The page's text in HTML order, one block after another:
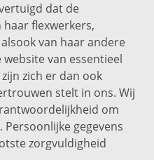
dat de
flexwerkers,
van haar andere
van essentieel
zich er dan ook
stelt in ons. Wij
om
gegevens
zorgvuldigheid